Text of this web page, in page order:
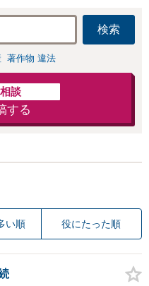
検索
著作物 違法
談
する
い順 役にたった順